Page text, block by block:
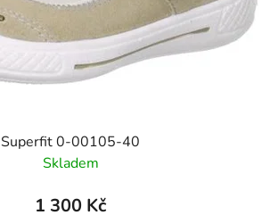
Superfit 0-00105-40
Skladem
1 300 Kč